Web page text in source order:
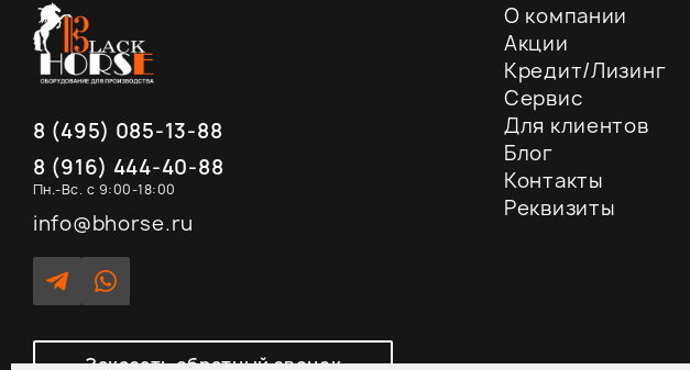
8 (495) 085-13-88
8 (916) 444-40-88
Пн.-Вс. с 9:00-18:00
info@bhorse.ru
Заказать обратный звонок
О компании
Акции
Кредит/Лизинг
Сервис
Для клиентов
Блог
Контакты
Реквизиты